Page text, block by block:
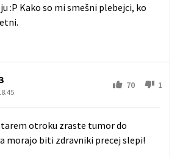
:P Kako so mi smešni plebejci, ko
70 1
otroku zraste tumor do
morajo biti zdravniki precej slepi!